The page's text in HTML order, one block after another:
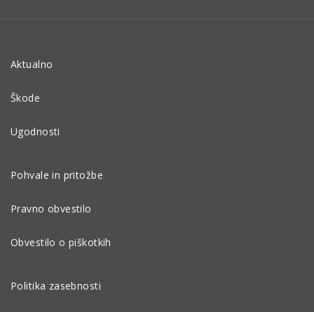
Aktualno
Škode
Ugodnosti
Pohvale in pritožbe
Pravno obvestilo
Obvestilo o piškotkih
Politika zasebnosti